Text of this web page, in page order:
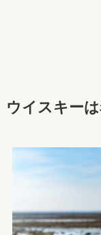
ウイスキー